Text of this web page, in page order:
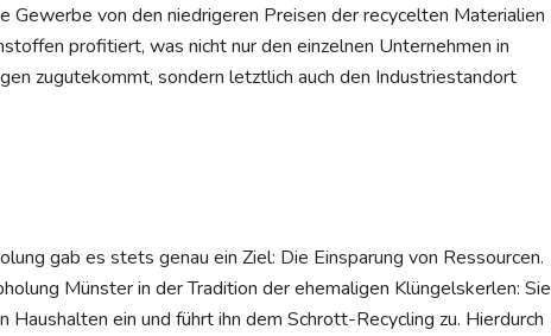
Gewerbe von den niedrigeren Preisen der recycelten Materialien
profitiert, was nicht nur den einzelnen Unternehmen in
zugutekommt, sondern letztlich auch den Industriestandort
gab es stets genau ein Ziel: Die Einsparung von Ressourcen.
Münster in der Tradition der ehemaligen Klüngelskerlen: Sie
ein und führt ihn dem Schrott-Recycling zu. Hierdurch